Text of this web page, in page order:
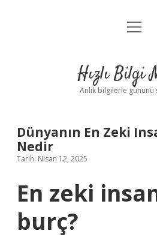
Anasayfa
Yasal
menüyü
Hızlı Bilgi
Anlık bilgilerle gününü
Dünyanın En Zeki
Nedir
Tarih: Nisan 12, 2025
En zeki
burç?